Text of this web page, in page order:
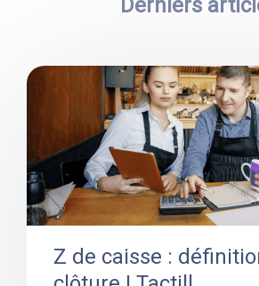
Derniers
Z de caisse :